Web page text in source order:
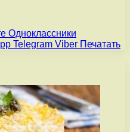
Одноклассники
Telegram Viber Печатать